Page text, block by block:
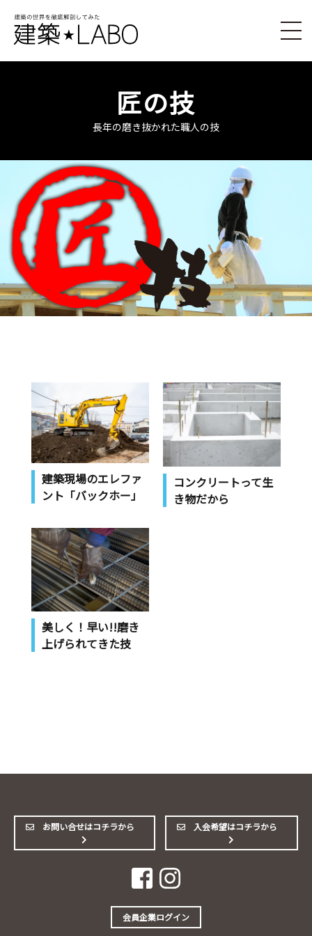
匠の技
長年の磨き抜かれた職人の技
建築現場のエレファ
ント「バックホー」
コンクリートって生
き物だから
美しく！早い!!磨き
上げられてきた技
お問い合せはコチラから 入会希望はコチラから
会員企業ログイン